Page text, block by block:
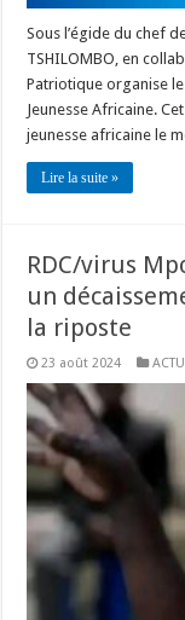
Sous l’égide du chef
TSHILOMBO, en
Patriotique organise
Jeunesse Africaine.
jeunesse africaine le
Lire la suite »
RDC/virus
un
la riposte
23 août 2024